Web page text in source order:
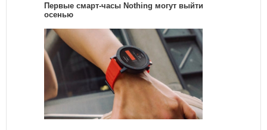
Первые смарт-часы Nothing могут выйти
осенью